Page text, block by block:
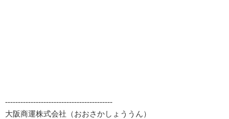
------------------------------------------
大阪商運株式会社（おおさかしょううん）